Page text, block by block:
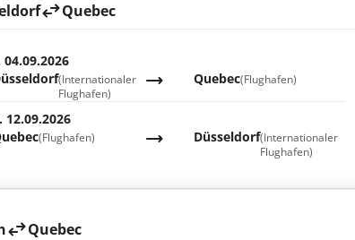
Quebec
04.09.2026
(Internationaler
Flughafen)
Quebec(Flughafen)
12.09.2026
Düsseldorf(Internationaler
Flughafen)
(Flughafen)
Quebec